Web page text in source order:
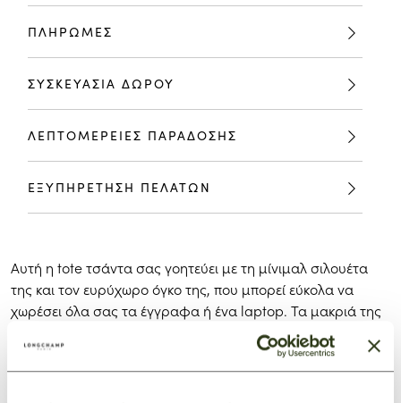
ΠΛΗΡΩΜΕΣ
ΣΥΣΚΕΥΑΣΙΑ ΔΩΡΟΥ
ΛΕΠΤΟΜΕΡΕΙΕΣ ΠΑΡΑΔΟΣΗΣ
ΕΞΥΠΗΡΕΤΗΣΗ ΠΕΛΑΤΩΝ
Αυτή η toteτσάντα σαςγοητεύει μετη μίνιμαλσιλουέτα
της και τονευρύχωροόγκοτης, που μπορείεύκολα να
χωρέσει όλα σαςτα έγγραφα ή ένα laptop. Τα μακριά της
φοράτεάνετα στον
ενώτοφερμουάρ ασφάλειαόλων
αντικειμένωνσας.Μπορείακόμηκαιναδιπλωθείστο